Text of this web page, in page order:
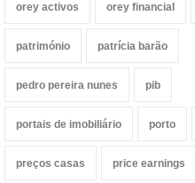
orey activos orey financial
património patrícia barão
pedro pereira nunes pib
portais de imobiliário porto
preços casas price earnings